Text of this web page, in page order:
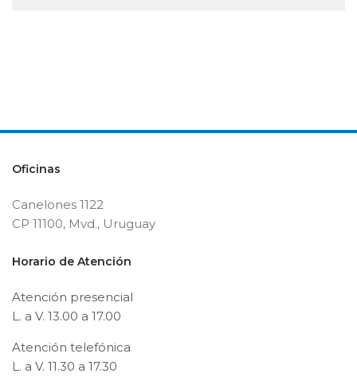
Oficinas
Canelones 1122
CP 11100, Mvd., Uruguay
Horario de Atención
Atención presencial
L. a V. 13.00 a 17.00
Atención telefónica
L. a V. 11.30 a 17.30